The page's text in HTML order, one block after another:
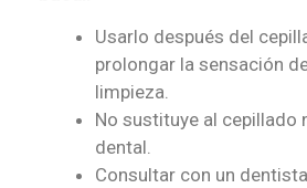
Usarlo después del
prolongar la sensación
limpieza.
No sustituye al cepillado
dental.
Consultar con un